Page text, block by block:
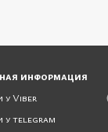
информация
у Viber
у telegram